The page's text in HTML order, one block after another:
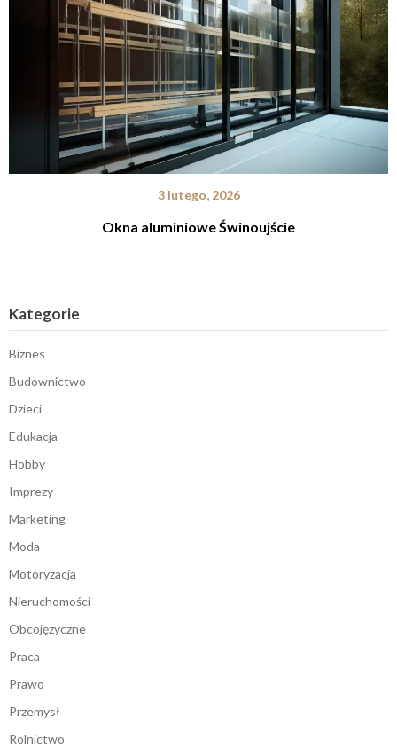
3 lutego, 2026
Okna aluminiowe Świnoujście
Kategorie
Biznes
Budownictwo
Dzieci
Edukacja
Hobby
Imprezy
Marketing
Moda
Motoryzacja
Nieruchomości
Obcojęzyczne
Praca
Prawo
Przemysł
Rolnictwo